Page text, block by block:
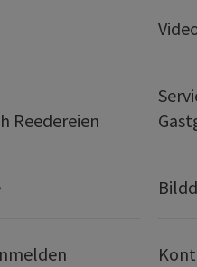
Reedereien